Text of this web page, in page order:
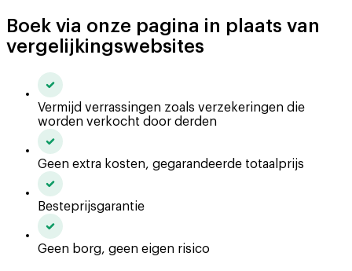
Boek via onze pagina in plaats van
vergelijkingswebsites
Vermijd verrassingen zoals verzekeringen die
worden verkocht door derden
Geen extra kosten, gegarandeerde totaalprijs
Besteprijsgarantie
Geen borg, geen eigen risico